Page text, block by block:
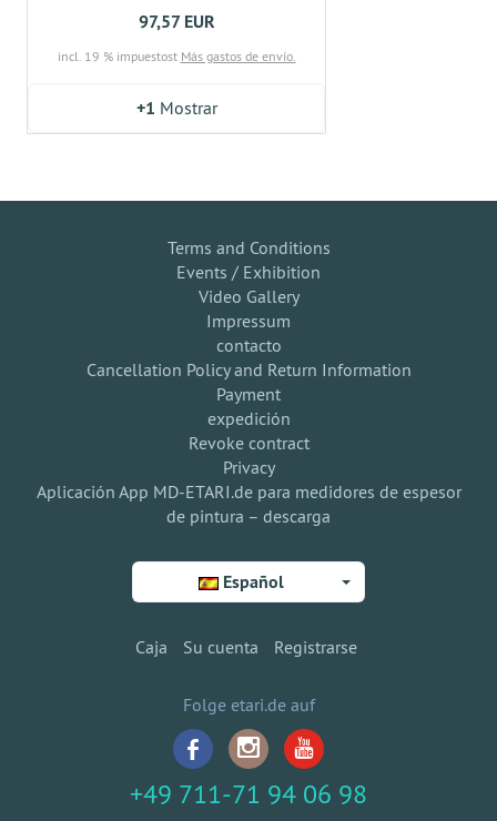
97,57 EUR
incl. 19 % impuestost Más gastos de envío.
+1 Mostrar
Terms and Conditions
Events / Exhibition
Video Gallery
Impressum
contacto
Cancellation Policy and Return Information
Payment
expedición
Revoke contract
Privacy
Aplicación App MD-ETARI.de para medidores de espesor
de pintura – descarga
Español
Caja Su cuenta Registrarse
Folge etari.de auf
+49 711-71 94 06 98